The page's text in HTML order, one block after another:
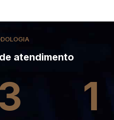
atendimento
1